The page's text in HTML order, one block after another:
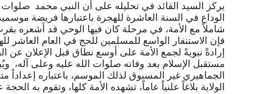
يركز السيد القائد في تحليله على أن النبي محمد صلوات
الوداع في السنة العاشرة للهجرة باعتبارها فريضة
شاملاً مع الأمة، في مرحلة كان فيها الوحي قد أشعره
فإن الاستنفار الواسع للمسلمين للحج في العام العاشر
إرادةً نبويةً لجمع الأمة على أوسع نطاق قبل الإعلان عن
مستقبل الإسلام بعد وفاته صلوات الله عليه وعلى آله،
الجماهيري غير المسبوق لذلك الموسم، باعتباره إعداداً
الولاية بلاغاً علنياً عاماً، تشهده الأمة كلها، وتقوم به